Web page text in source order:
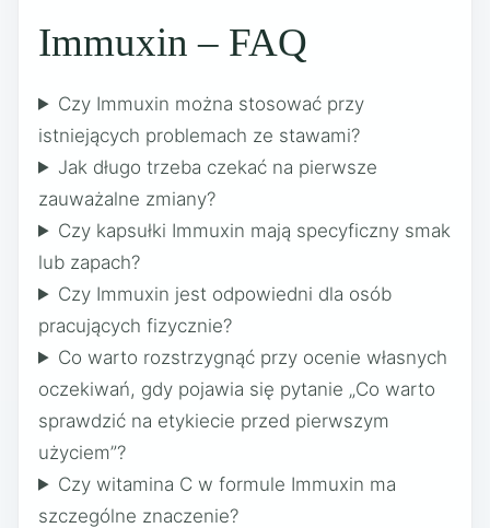
Immuxin – FAQ
Czy Immuxin można stosować przy
istniejących problemach ze stawami?
Jak długo trzeba czekać na pierwsze
zauważalne zmiany?
Czy kapsułki Immuxin mają specyficzny smak
lub zapach?
Czy Immuxin jest odpowiedni dla osób
pracujących fizycznie?
Co warto rozstrzygnąć przy ocenie własnych
oczekiwań, gdy pojawia się pytanie „Co warto
sprawdzić na etykiecie przed pierwszym
użyciem”?
Czy witamina C w formule Immuxin ma
szczególne znaczenie?